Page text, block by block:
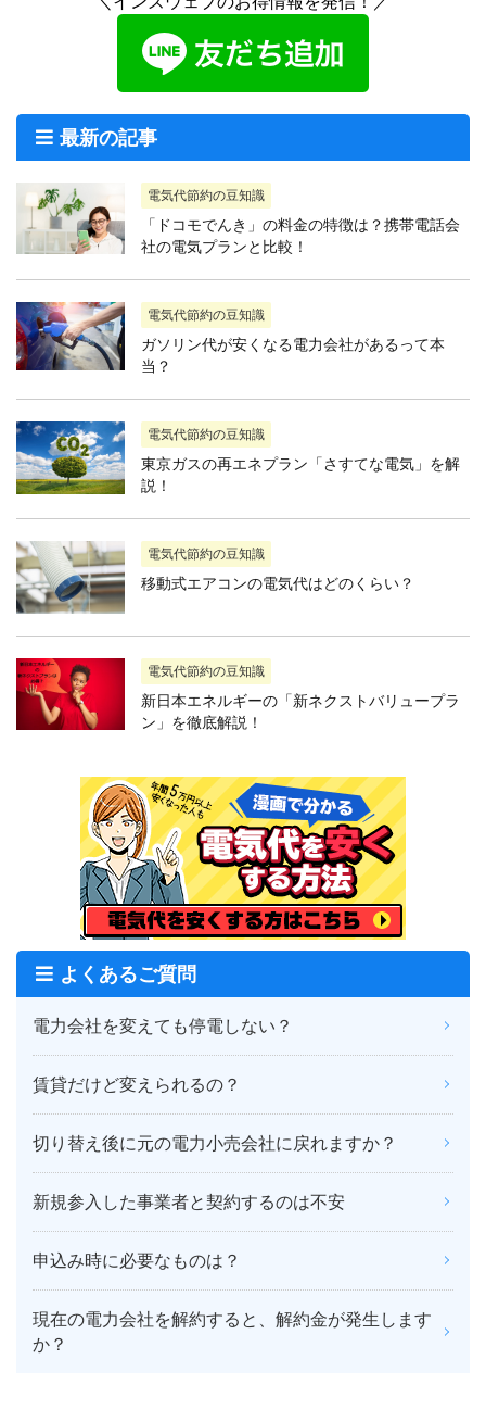
最新の記事
電気代節約の豆知識
「ドコモでんき」の料金の特徴は？携帯電話会
社の電気プランと比較！
電気代節約の豆知識
ガソリン代が安くなる電力会社があるって本
当？
電気代節約の豆知識
東京ガスの再エネプラン「さすてな電気」を解
説！
電気代節約の豆知識
移動式エアコンの電気代はどのくらい？
電気代節約の豆知識
新日本エネルギーの「新ネクストバリュープラ
ン」を徹底解説！
よくあるご質問
電力会社を変えても停電しない？
賃貸だけど変えられるの？
切り替え後に元の電力小売会社に戻れますか？
新規参入した事業者と契約するのは不安
申込み時に必要なものは？
現在の電力会社を解約すると、解約金が発生します
か？